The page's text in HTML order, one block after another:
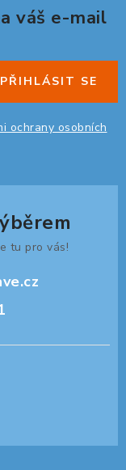
váš e-mail
ochrany osobních
PŘIHLÁSIT SE
tu pro vás!